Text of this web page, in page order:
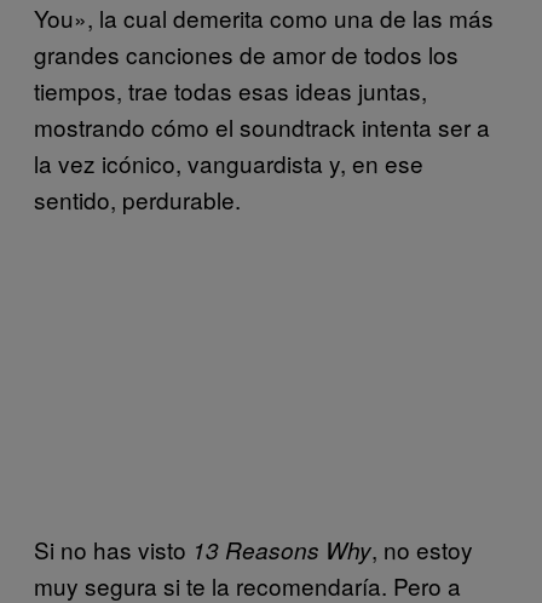
You», la cual demerita como una de las más
grandes canciones de amor de todos los
tiempos, trae todas esas ideas juntas,
mostrando cómo el soundtrack intenta ser a
la vez icónico, vanguardista y, en ese
sentido, perdurable.
Si no has visto 13 Reasons Why, no estoy
muy segura si te la recomendaría. Pero a